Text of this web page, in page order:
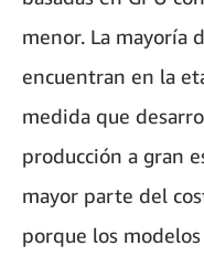
menor. La mayoría
encuentran en la
medida que
producción a gran
mayor parte del
porque los